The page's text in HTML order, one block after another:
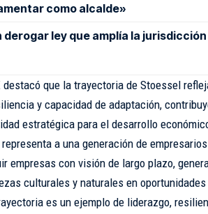
como alcalde»
derogar ley que amplía la
destacó que la trayectoria de Stoessel
y capacidad de adaptación,
estratégica para el desarrollo
a una generación de
empresas con visión de largo plazo,
culturales y naturales en
es un ejemplo de liderazgo,